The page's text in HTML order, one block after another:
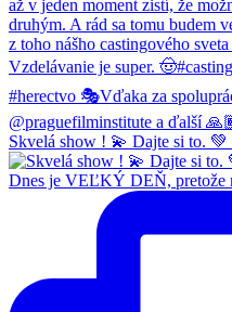
Skvelá show ! 💫 Dajte si to. 💚
Dnes je VEĽKÝ DEŇ, pretože